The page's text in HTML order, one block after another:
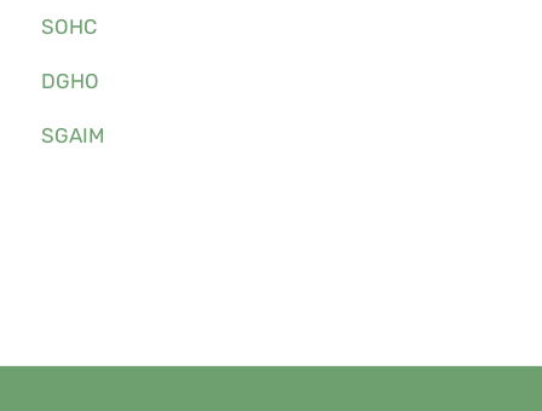
SOHC
DGHO
SGAIM